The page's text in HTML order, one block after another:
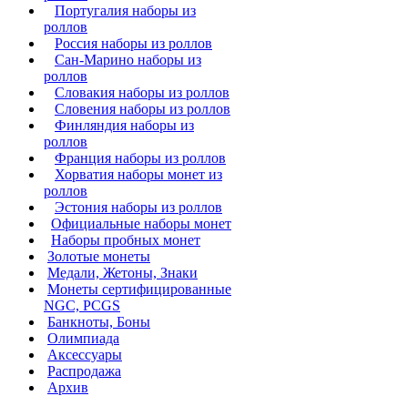
Португалия наборы из
роллов
Россия наборы из роллов
Сан-Марино наборы из
роллов
Словакия наборы из роллов
Словения наборы из роллов
Финляндия наборы из
роллов
Франция наборы из роллов
Хорватия наборы монет из
роллов
Эстония наборы из роллов
Официальные наборы монет
Наборы пробных монет
Золотые монеты
Медали, Жетоны, Знаки
Монеты сертифицированные
NGC, PCGS
Банкноты, Боны
Олимпиада
Аксессуары
Распродажа
Архив